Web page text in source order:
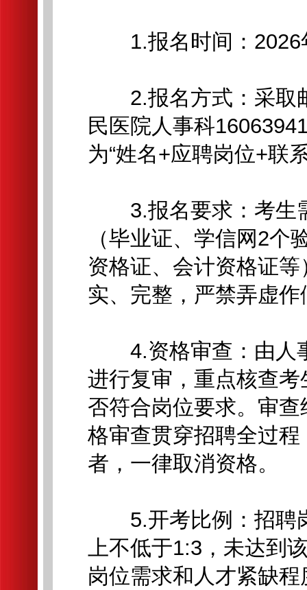
1.报名时间：2026
2.报名方式：采取
民医院人事科
为“姓名+应聘岗位+联
3.报名要求：考生
（毕业证、学信网2个
资格证、会计资格证
实、完整，严禁弄虚作
4.资格审查：由人
进行复审，重点核查
否符合岗位要求。审
格审查贯穿招聘全过
者，一律取消资格。
5.开考比例：招聘
上不低于1:3，未达到
岗位需求和人才紧缺